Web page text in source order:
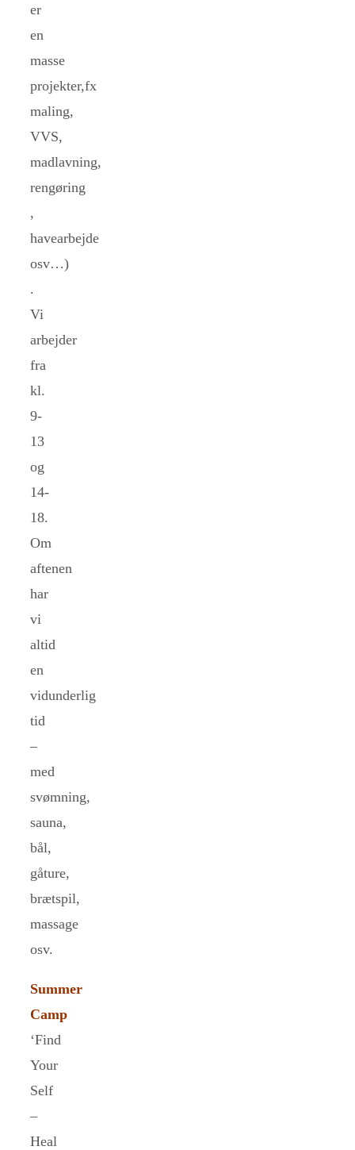
er
en
masse
projekter,fx
maling,
VVS,
madlavning,
rengøring
,
havearbejde
osv…)
.
Vi
arbejder
fra
kl.
9-
13
og
14-
18.
Om
aftenen
har
vi
altid
en
vidunderlig
tid
–
med
svømning,
sauna,
bål,
gåture,
brætspil,
massage
osv.
Summer
Camp
‘Find
Your
Self
–
Heal